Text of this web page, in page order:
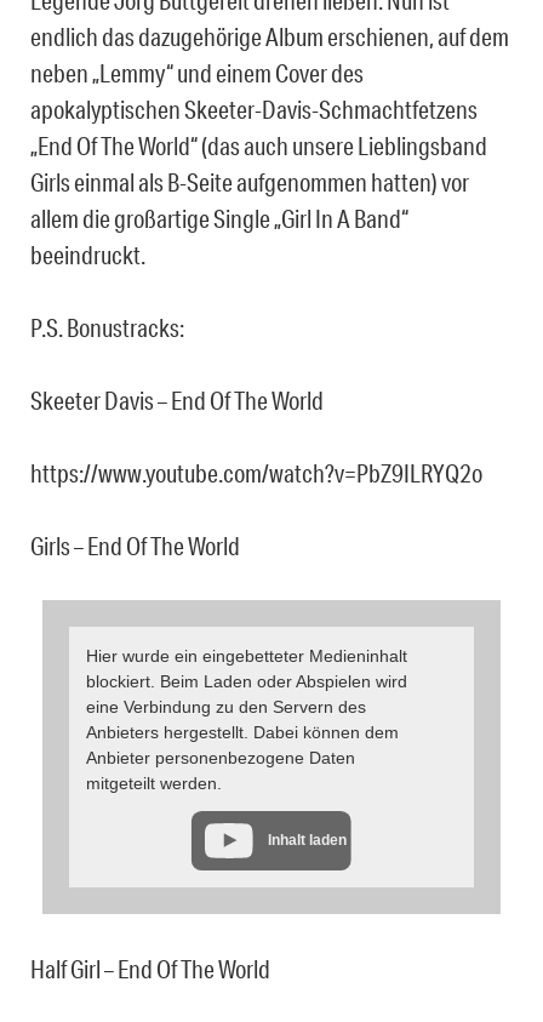
endlich das dazugehörige Album erschienen, auf dem
neben „Lemmy“ und einem Cover des
apokalyptischen Skeeter-Davis-Schmachtfetzens
„End Of The World“ (das auch unsere Lieblingsband
Girls einmal als B-Seite aufgenommen hatten) vor
allem die großartige Single „Girl In A Band“
beeindruckt.
P.S. Bonustracks:
Skeeter Davis – End Of The World
https://www.youtube.com/watch?v=PbZ9ILRYQ2o
Girls – End Of The World
Hier wurde ein eingebetteter Medieninhalt
blockiert. Beim Laden oder Abspielen wird
eine Verbindung zu den Servern des
Anbieters hergestellt. Dabei können dem
Anbieter personenbezogene Daten
mitgeteilt werden.
Inhalt laden
Half Girl – End Of The World